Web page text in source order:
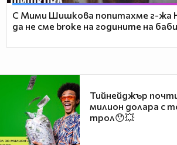
С Мими Шишкова попитахме г-жа
да не сме broke на годините на
Тийнейджър
милион долара с
трол😯💥